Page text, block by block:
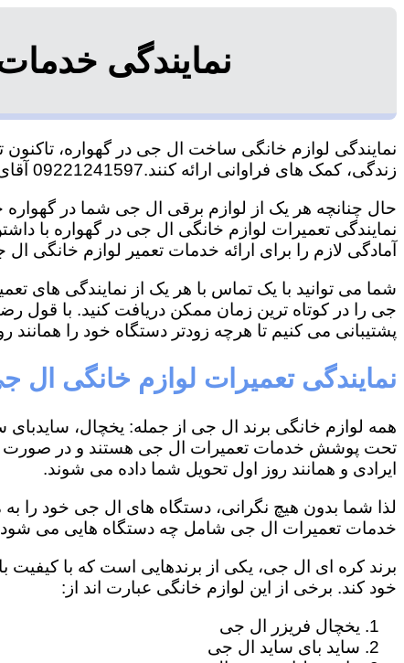
نمایندگی
نمایندگی لوازم خانگی ساخت ال جی در گهواره، تاکنون
زندگی، کمک های فراوانی ارائه کنند.09221241597 آقای سعیدی
حال چنانچه هر یک از لوازم برقی ال جی شما در گهواره
نمایندگی تعمیرات لوازم خانگی ال جی در گهواره با
آمادگی لازم را برای ارائه خدمات تعمیر لوازم خانگی ال
شما می توانید با یک تماس با هر یک از نمایندگی های
جی را در کوتاه ترین زمان ممکن دریافت کنید. با قول
پشتیبانی می کنیم تا هرچه زودتر دستگاه خود را همانند
نمایندگی تعمیرات لوازم خانگی ال
همه لوازم خانگی برند ال جی از جمله: یخچال،
تحت پوشش خدمات تعمیرات ال جی هستند و در صورت
ایرادی و همانند روز اول تحویل شما داده می شوند.
لذا شما بدون هیچ نگرانی، دستگاه های ال جی خود را
خدمات تعمیرات ال جی شامل چه دستگاه هایی می
برند کره ای ال جی، یکی از برندهایی است که با کیفیت
خود کند. برخی از این لوازم خانگی عبارت اند از:
یخچال فریزر ال جی
ساید بای ساید ال جی